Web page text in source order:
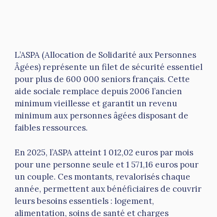
L’ASPA (Allocation de Solidarité aux Personnes
Âgées) représente un filet de sécurité essentiel
pour plus de 600 000 seniors français. Cette
aide sociale remplace depuis 2006 l’ancien
minimum vieillesse et garantit un revenu
minimum aux personnes âgées disposant de
faibles ressources.
En 2025, l’ASPA atteint 1 012,02 euros par mois
pour une personne seule et 1 571,16 euros pour
un couple. Ces montants, revalorisés chaque
année, permettent aux bénéficiaires de couvrir
leurs besoins essentiels : logement,
alimentation, soins de santé et charges